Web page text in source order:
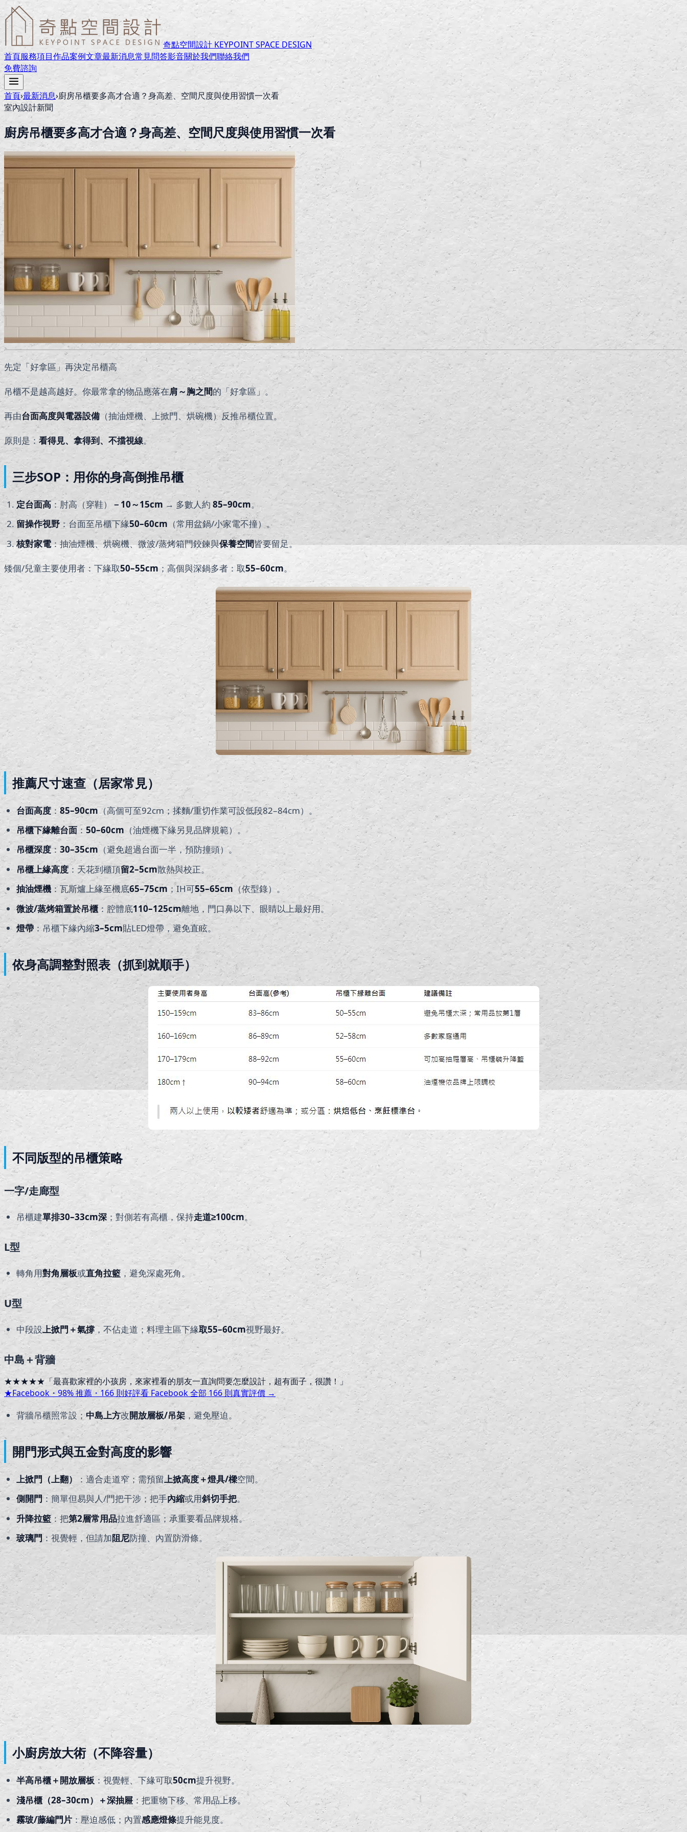
奇點空間設計 KEYPOINT SPACE DESIGN
首頁服務項目作品案例文章最新消息常見問答影音關於我們聯絡我們
免費諮詢
首頁›最新消息›廚房吊櫃要多高才合適？身高差、空間尺度與使用習慣一次看
室內設計新聞
廚房吊櫃要多高才合適？身高差、空間尺度與使用習慣一次看
先定「好拿區」再決定吊櫃高
吊櫃不是越高越好。你最常拿的物品應落在肩～胸之間的「好拿區」。
再由台面高度與電器設備（抽油煙機、上掀門、烘碗機）反推吊櫃位置。
原則是：看得見、拿得到、不擋視線。
三步SOP：用你的身高倒推吊櫃
定台面高 ：肘高（穿鞋） －10～15cm → 多數人約 85–90cm。
留操作視野 ：台面至吊櫃下緣50–60cm （常用盆鍋/小家電不撞）。
核對家電：抽油煙機、烘碗機、微波/蒸烤箱門鉸鍊與保養空間皆要留足。
矮個/兒童主要使用者：下緣取50–55cm ；高個與深鍋多者：取55–60cm。
推薦尺寸速查（居家常見）
台面高度 ： 85–90cm（高個可至92cm；揉麵/重切作業可設低段82–84cm）。
吊櫃下緣離台面 ：50–60cm （油煙機下緣另見品牌規範）。
吊櫃深度： 30–35cm （避免超過台面一半，預防撞頭）。
吊櫃上緣高度 ：天花到櫃頂留2–5cm散熱與校正。
抽油煙機 ：瓦斯爐上緣至機底65–75cm；IH可55–65cm（依型錄）。
微波/蒸烤箱置於吊櫃 ：腔體底110–125cm離地，門口鼻以下、眼睛以上最好用。
燈帶 ：吊櫃下緣內縮3–5cm貼LED燈帶，避免直眩。
依身高調整對照表（抓到就順手）
不同版型的吊櫃策略
一字/走廊型
吊櫃建單排30–33cm深 ；對側若有高櫃，保持走道≥100cm。
L型
轉角用對角層板或直角拉籃 ，避免深處死角。
U型
中段設上掀門＋氣撐 ，不佔走道；料理主區下緣取55–60cm視野最好。
中島＋背牆
★★★★★ 「最喜歡家裡的小孩房，來家裡看的朋友一直詢問要怎麼設計，超有面子，很讚！ 」
★Facebook・ 98% 推薦・166則好評看 Facebook 全部166則真實評價 →
背牆吊櫃照常設；中島上方改開放層板/吊架 ，避免壓迫。
開門形式與五金對高度的影響
上掀門（上翻） ：適合走道窄；需預留上掀高度＋燈具/樑空間。
側開門：簡單但易與人/門把干涉；把手內縮或用斜切手把。
升降拉籃：把第2層常用品拉進舒適區；承重要看品牌規格。
玻璃門：視覺輕，但請加阻尼防撞、內置防滑條。
小廚房放大術（不降容量）
半高吊櫃＋開放層板：視覺輕、下緣可取50cm提升視野。
淺吊櫃（28–30cm）＋深抽屜 ：把重物下移、常用品上移。
霧玻/藤編門片 ：壓迫感低；內置感應燈條提升能見度。